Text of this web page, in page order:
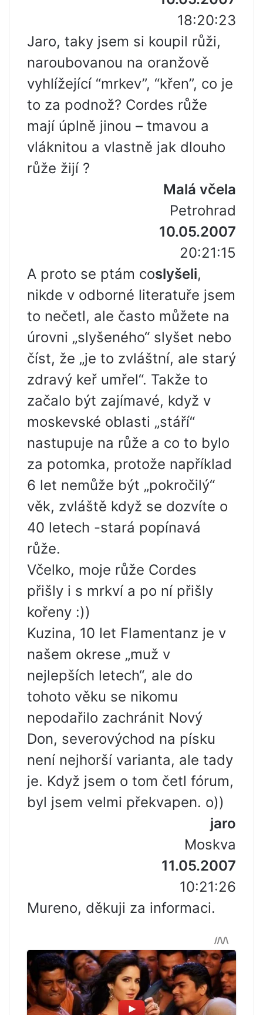
18:20:23
Jaro, taky jsem si koupil růži,
naroubovanou na oranžově
vyhlížející “mrkev”, “křen”, co je
to za podnož? Cordes růže
mají úplně jinou – tmavou a
vláknitou a vlastně jak dlouho
růže žijí ?
Malá včela
Petrohrad
10.05.2007
20:21:15
A proto se ptám coslyšeli,
nikde v odborné literatuře jsem
to nečetl, ale často můžete na
úrovni „slyšeného“ slyšet nebo
číst, že „je to zvláštní, ale starý
zdravý keř umřel“. Takže to
začalo být zajímavé, když v
moskevské oblasti „stáří“
nastupuje na růže a co to bylo
za potomka, protože například
6 let nemůže být „pokročilý“
věk, zvláště když se dozvíte o
40 letech -stará popínavá
růže.
Včelko, moje růže Cordes
přišly i s mrkví a po ní přišly
kořeny :))
Kuzina, 10 let Flamentanz je v
našem okrese „muž v
nejlepších letech“, ale do
tohoto věku se nikomu
nepodařilo zachránit Nový
Don, severovýchod na písku
není nejhorší varianta, ale tady
je. Když jsem o tom četl fórum,
byl jsem velmi překvapen. o))
jaro
Moskva
11.05.2007
10:21:26
Mureno, děkuji za informaci.